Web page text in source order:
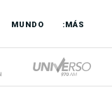
MUNDO :MÁS